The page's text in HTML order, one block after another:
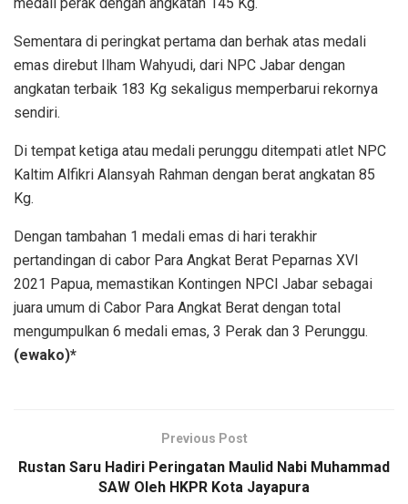
Sementara di peringkat pertama dan berhak atas medali
emas direbut Ilham Wahyudi, dari NPC Jabar dengan
angkatan terbaik 183 Kg sekaligus memperbarui rekornya
sendiri.
Di tempat ketiga atau medali perunggu ditempati atlet NPC
Kaltim Alfikri Alansyah Rahman dengan berat angkatan 85
Kg.
Dengan tambahan 1 medali emas di hari terakhir
pertandingan di cabor Para Angkat Berat Peparnas XVI
2021 Papua, memastikan Kontingen NPCI Jabar sebagai
juara umum di Cabor Para Angkat Berat dengan total
mengumpulkan 6 medali emas, 3 Perak dan 3 Perunggu.
(ewako)*
Previous Post
Rustan Saru Hadiri Peringatan Maulid Nabi Muhammad
SAW Oleh HKPR Kota Jayapura